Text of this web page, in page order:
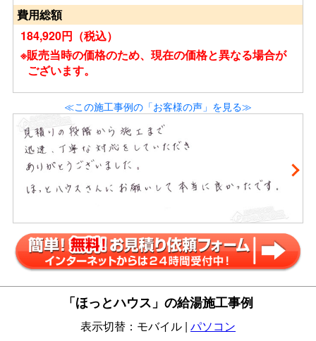
費用総額
184,920円（税込）
※販売当時の価格のため、現在の価格と異なる場合が
ございます。
≪この施工事例の「お客様の声」を見る≫
「ほっとハウス」の給湯施工事例
表示切替：モバイル | パソコン